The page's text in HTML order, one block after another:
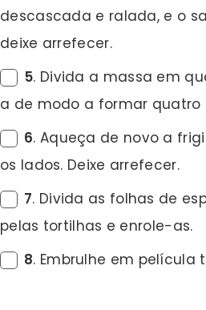
descascada e ralada, e o
deixe arrefecer.
5. Divida a massa em
a de modo a formar quatro
6. Aqueça de novo a
os lados. Deixe arrefecer.
7. Divida as folhas de
pelas tortilhas e enrole-as.
8. Embrulhe em